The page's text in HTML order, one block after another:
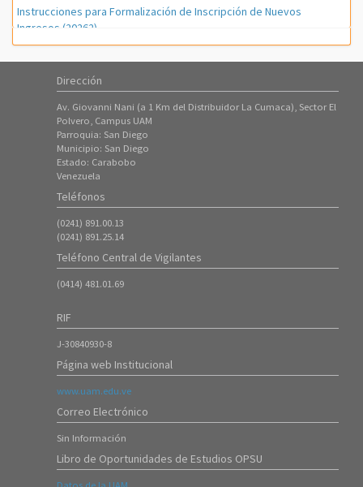
Instrucciones para Formalización de Inscripción de Nuevos
Ingresos (20262)
01/Mar/2026
Instrucciones para Formalización de Inscripción de Nuevos
01/Feb/2026
Instrucciones para proceso de PreInscripción (Nuevos Ingresos
Período 20261)
ATENCIÓN ---- Inscripción de Estudiantes Regulares en el Período
08/Oct/2025
Ingresos (20253)
07/Oct/2025
Instrucciones para el proceso de Ingreso mediante Prueba de
Instrucciones para el proceso de Admisión 20253 (Curso
Introductorio)
16/Jul/2025
Dirección
Av. Giovanni Nani (a 1 Km del Distribuidor La Cumaca), Sector El
Polvero, Campus UAM
Parroquia: San Diego
Municipio: San Diego
Estado: Carabobo
Venezuela
Teléfonos
(0241) 891.00.13
(0241) 891.25.14
Teléfono Central de Vigilantes
(0414) 481.01.69
RIF
J-30840930-8
Página web Institucional
www.uam.edu.ve
Correo Electrónico
Sin Información
Libro de Oportunidades de Estudios OPSU